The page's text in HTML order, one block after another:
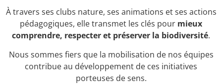
À travers ses clubs nature, ses animations et ses actions
pédagogiques, elle transmet les clés pour mieux
comprendre, respecter et préserver la biodiversité.
Nous sommes fiers que la mobilisation de nos équipes
contribue au développement de ces initiatives
porteuses de sens.